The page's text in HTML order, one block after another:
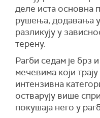
деле иста основна
рушења, додавања
разликују у
терену.
Рагби седам је брз
мечевима који
интензивна
остварују више
покушаја него у